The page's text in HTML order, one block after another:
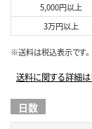
5,000円以上
3万円以上
※送料は税込表示です。
送料に関する詳細は
日数